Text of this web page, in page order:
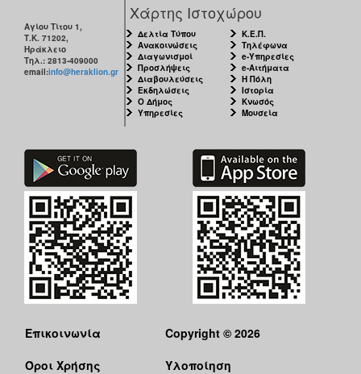
Αγίου Τίτου 1,
Τ.Κ. 71202,
Ηράκλειο
Τηλ.: 2813-409000
email:info@heraklion.gr
Χάρτης Ιστοχώρου
Δελτία Τύπου
Ανακοινώσεις
Διαγωνισμοί
Προσλήψεις
Διαβουλεύσεις
Εκδηλώσεις
Ο Δήμος
Υπηρεσίες
Κ.Ε.Π.
Τηλέφωνα
e-Υπηρεσίες
e-Αιτήματα
Η Πόλη
Ιστορία
Κνωσός
Μουσεία
Επικοινωνία
Όροι Χρήσης
Copyright © 2026
Υλοποίηση